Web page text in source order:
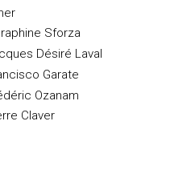
Sforza
Désiré Laval
Garate
Ozanam
Claver